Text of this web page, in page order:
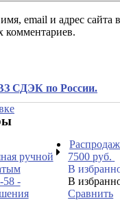
email и адрес сайта
СДЭК по России.
7500руб.
В
В
Сравнить